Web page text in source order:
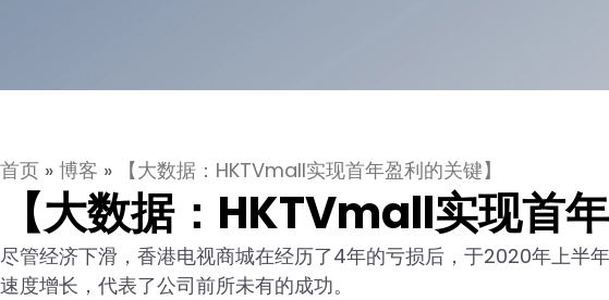
首页 » 博客 » 【大数据：HKTVmall实现首年盈利的关键】
【大数据：HKTVmall实现首年
尽管经济下滑，香港电视商城在经历了4年的亏损后，于2020年上半
速度增长，代表了公司前所未有的成功。